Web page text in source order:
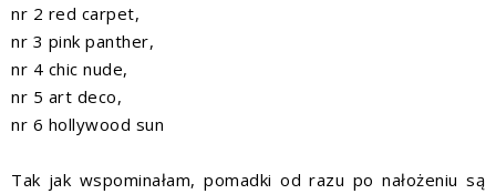
nr 2 red carpet,
nr 3 pink panther,
nr 4 chic nude,
nr 5 art deco,
nr 6 hollywood sun
Tak jak wspominałam, pomadki od razu po nałożeniu są